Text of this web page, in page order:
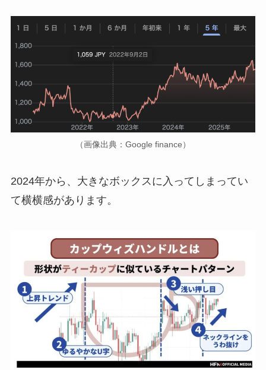
（画像出典：Google finance）
2024年から、大きなボックスに入ってしまってい
て横横感があります。